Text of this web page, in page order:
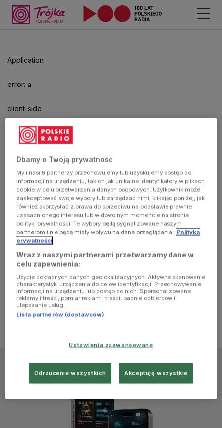
Application
error: a
client-side
exception
has
occurred
(see the
browser
console for
more
information)
aby
odtwarzać.
Dbamy o Twoją prywatność
My i nasi5 partnerzy przechowujemy lub uzyskujemy dostęp do
informacji na urządzeniu, takich jak unikalne identyfikatory w plikach
cookie w celu przetwarzania danych osobowych. Użytkownik może
zaakceptować swoje wybory lub zarządzać nimi, klikając poniżej, jak
również skorzystać z prawa do sprzeciwu na podstawie prawnie
uzasadnionego interesu lub w dowolnym momencie na stronie
polityki prywatności. Te wybory będą sygnalizowane naszym
partnerom i nie będą miały wpływu na dane przeglądania. Polityka
prywatności
Wraz z naszymi partnerami przetwarzamy dane w
celu zapewnienia:
Użycie dokładnych danych geolokalizacyjnych. Aktywne skanowanie
charakterystyki urządzenia do celów identyfikacji. Przechowywanie
informacji na urządzeniu lub dostęp do nich. Spersonalizowane
reklamy i treści, pomiar reklam i treści, badnie odbiorców i
ulepszanie usług.
Lista partnerów (dostawców)
Ustawienia zaawansowane
Odrzucenie wszystkich Akceptuję wszystkie